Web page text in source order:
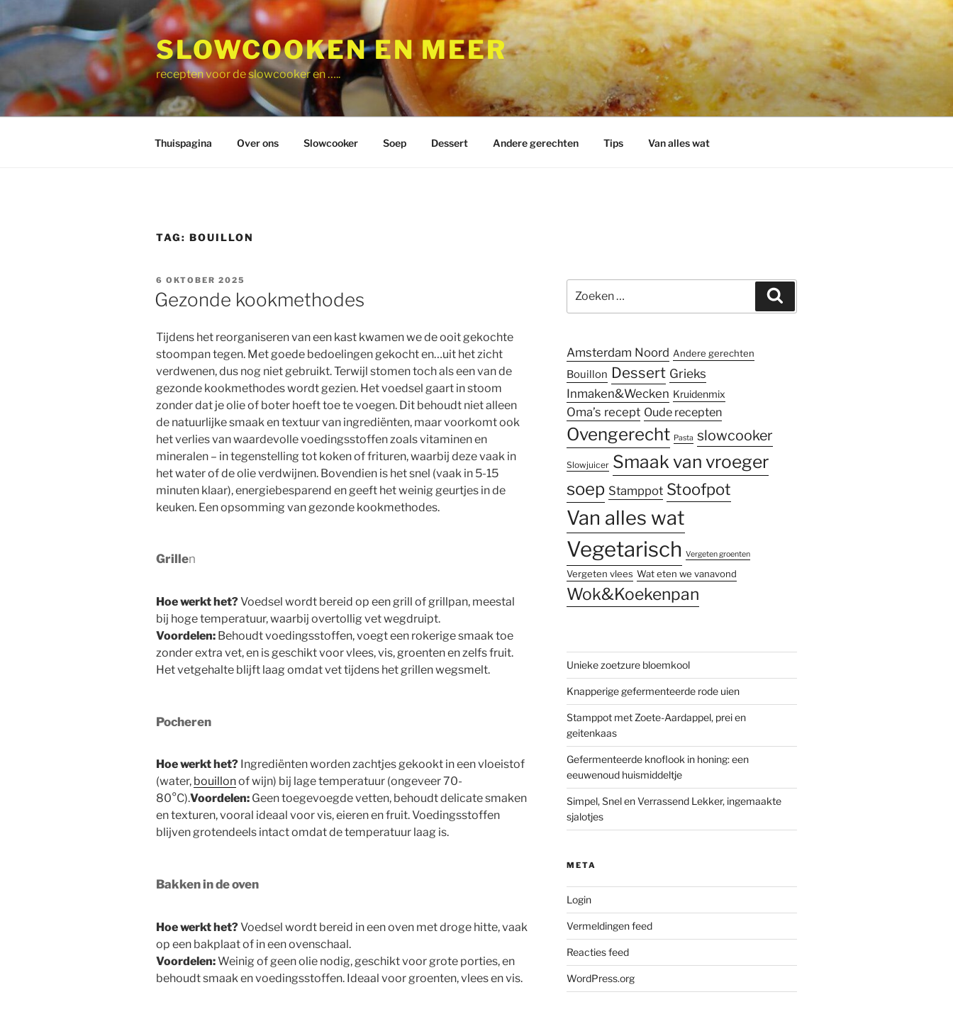
naar
de
inhoud
SLOWCOOKEN EN MEER
recepten voor de slowcooker en …..
Thuispagina Over ons Slowcooker Soep Dessert Andere gerechten Tips Van alles wat
TAG: BOUILLON
GEPLAATST
OP
6 OKTOBER 2025
Gezonde kookmethodes
Tijdens het reorganiseren van een kast kwamen we de ooit gekochte
stoompan tegen. Met goede bedoelingen gekocht en…uit het zicht
verdwenen, dus nog niet gebruikt. Terwijl stomen toch als een van de
gezonde kookmethodes wordt gezien. Het voedsel gaart in stoom
zonder dat je olie of boter hoeft toe te voegen. Dit behoudt niet alleen
de natuurlijke smaak en textuur van ingrediënten, maar voorkomt ook
het verlies van waardevolle voedingsstoffen zoals vitaminen en
mineralen – in tegenstelling tot koken of frituren, waarbij deze vaak in
het water of de olie verdwijnen. Bovendien is het snel (vaak in 5-15
minuten klaar), energiebesparend en geeft het weinig geurtjes in de
keuken. Een opsomming van gezonde kookmethodes.
Grillen
Hoe werkt het?Voedsel wordt bereid op een grill of grillpan, meestal
bij hoge temperatuur, waarbij overtollig vet wegdruipt.
Voordelen: Behoudt voedingsstoffen, voegt een rokerige smaak toe
zonder extra vet, en is geschikt voor vlees, vis, groenten en zelfs fruit.
Het vetgehalte blijft laag omdat vet tijdens het grillen wegsmelt.
Pocheren
Hoe werkt het? Ingrediënten worden zachtjes gekookt in een vloeistof
(water, bouillonof wijn) bij lage temperatuur (ongeveer 70-
80°C).Voordelen: Geen toegevoegde vetten, behoudt delicate smaken
en texturen, vooral ideaal voor vis, eieren en fruit. Voedingsstoffen
blijven grotendeels intact omdat de temperatuur laag is.
Bakken in de oven
Hoe werkt het?Voedsel wordt bereid in een oven met droge hitte, vaak
op een bakplaat of in een ovenschaal.
Voordelen:Weinig of geen olie nodig, geschikt voor grote porties, en
behoudt smaak en voedingsstoffen. Ideaal voor groenten, vlees en vis.
naar:
Amsterdam Noord Andere gerechten
Bouillon Dessert Grieks
Inmaken&Wecken Kruidenmix
Oma’s recept Oude recepten
Ovengerecht Pasta slowcooker
Slowjuicer Smaak van vroeger
soep Stamppot Stoofpot
Van alles wat
Vegetarisch Vergeten groenten
Vergeten vlees Wat eten we vanavond
Wok&Koekenpan
Unieke zoetzure bloemkool
Knapperige gefermenteerde rode uien
Stamppot met Zoete-Aardappel, prei en
geitenkaas
Gefermenteerde knoflook in honing: een
eeuwenoud huismiddeltje
Simpel, Snel en Verrassend Lekker, ingemaakte
sjalotjes
META
Login
Vermeldingen feed
Reacties feed
WordPress.org